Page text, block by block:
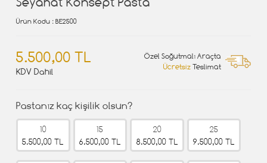
Ürün Kodu : BE2500
5.500,00 TL
KDV Dahil
Özel Soğutmalı Araçta
Ücretsiz Teslimat
Pastanız kaç kişilik olsun?
10
5.500,00 TL
15
6.500,00 TL
20
8.500,00 TL
25
9.500,00 TL